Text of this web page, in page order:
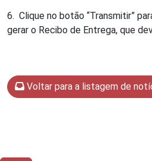
6. Clique no botão “Transmitir”
gerar o Recibo de Entrega, que
Voltar para a listagem de